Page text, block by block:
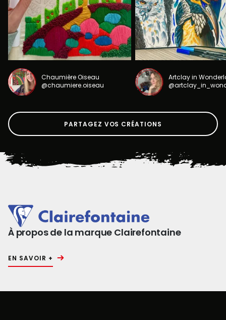
Chaumière Oiseau
@chaumiere.oiseau
Artclay in
PARTAGEZ VOS CRÉATIONS
À propos de la marque Clairefontaine
EN SAVOIR +